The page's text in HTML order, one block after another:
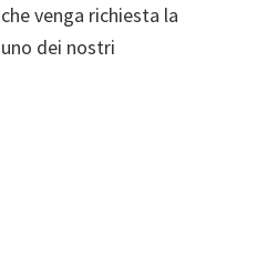
venga richiesta la
dei nostri